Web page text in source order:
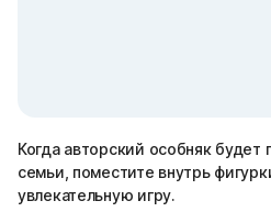
Когда авторский особняк будет
семьи, поместите внутрь
увлекательную игру.